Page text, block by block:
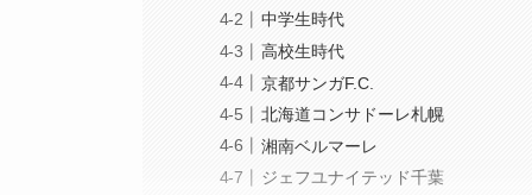
中学生時代
高校生時代
京都サンガF.C.
北海道コンサドーレ札幌
湘南ベルマーレ
ジェフユナイテッド千葉